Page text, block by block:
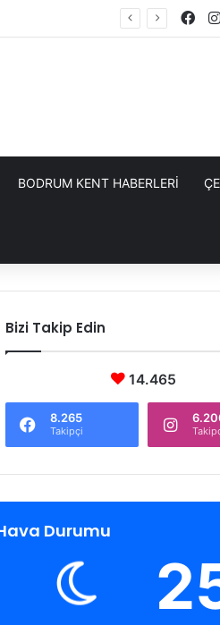
BODRUM KENT HABERLERİ
Bizi Takip Edin
14.465
8.265
Takipçi
Durumu